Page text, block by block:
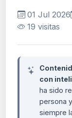
01 Jul 2026
19 visitas
con
ha sido
persona
siempre